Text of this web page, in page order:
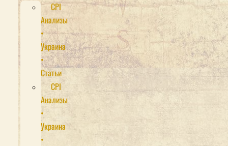
CPI
Анализы
•
Украина
•
Статьи
CPI
Анализы
•
Украина
•